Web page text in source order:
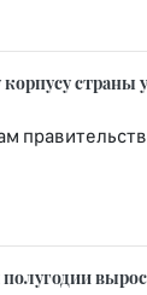
страны
вырос